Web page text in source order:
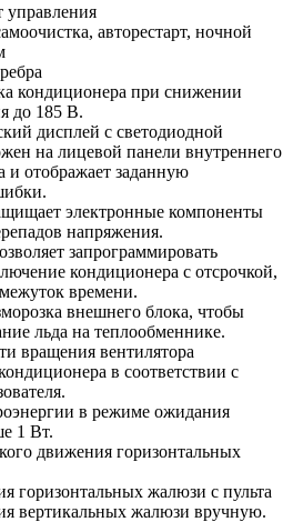
управления
авторестарт, ночной
кондиционера при снижении
до 185 В.
дисплей с светодиодной
на лицевой панели внутреннего
и отображает заданную
электронные компоненты
напряжения.
запрограммировать
кондиционера с отсрочкой,
времени.
внешнего блока, чтобы
льда на теплообменнике.
вращения вентилятора
в соответствии с
в режиме ожидания
1 Вт.
движения горизонтальных
горизонтальных жалюзи с пульта
вертикальных жалюзи вручную.